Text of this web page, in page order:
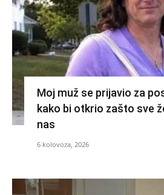
Moj muž se prijavio za
kako bi otkrio zašto sve
nas
6 kolovoza, 2026